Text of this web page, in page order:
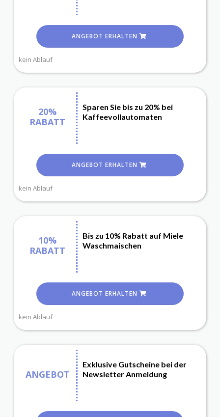
ANGEBOT ERHALTEN
kein Ablauf
20%
RABATT
Sparen Sie bis zu 20% bei
Kaffeevollautomaten
ANGEBOT ERHALTEN
kein Ablauf
10%
RABATT
Bis zu 10% Rabatt auf Miele
Waschmaischen
ANGEBOT ERHALTEN
kein Ablauf
ANGEBOT
Exklusive Gutscheine bei der
Newsletter Anmeldung